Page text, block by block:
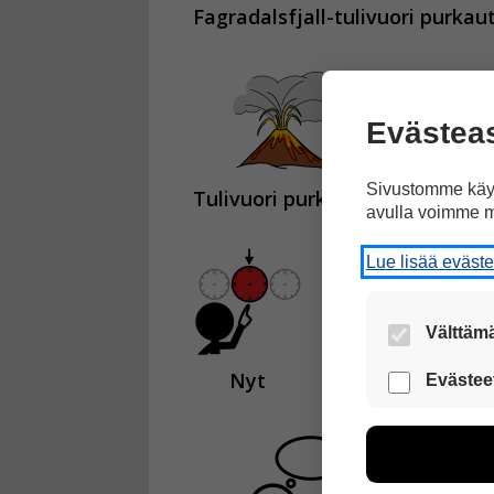
Fagradalsfjall-tulivuori
Tulivuori purkautui edellisen
Nyt tulivuoren
Sivustomme
avulla voimme
Lue lisää
Nämä
voimme
esimerkiksi
kuitenkaan